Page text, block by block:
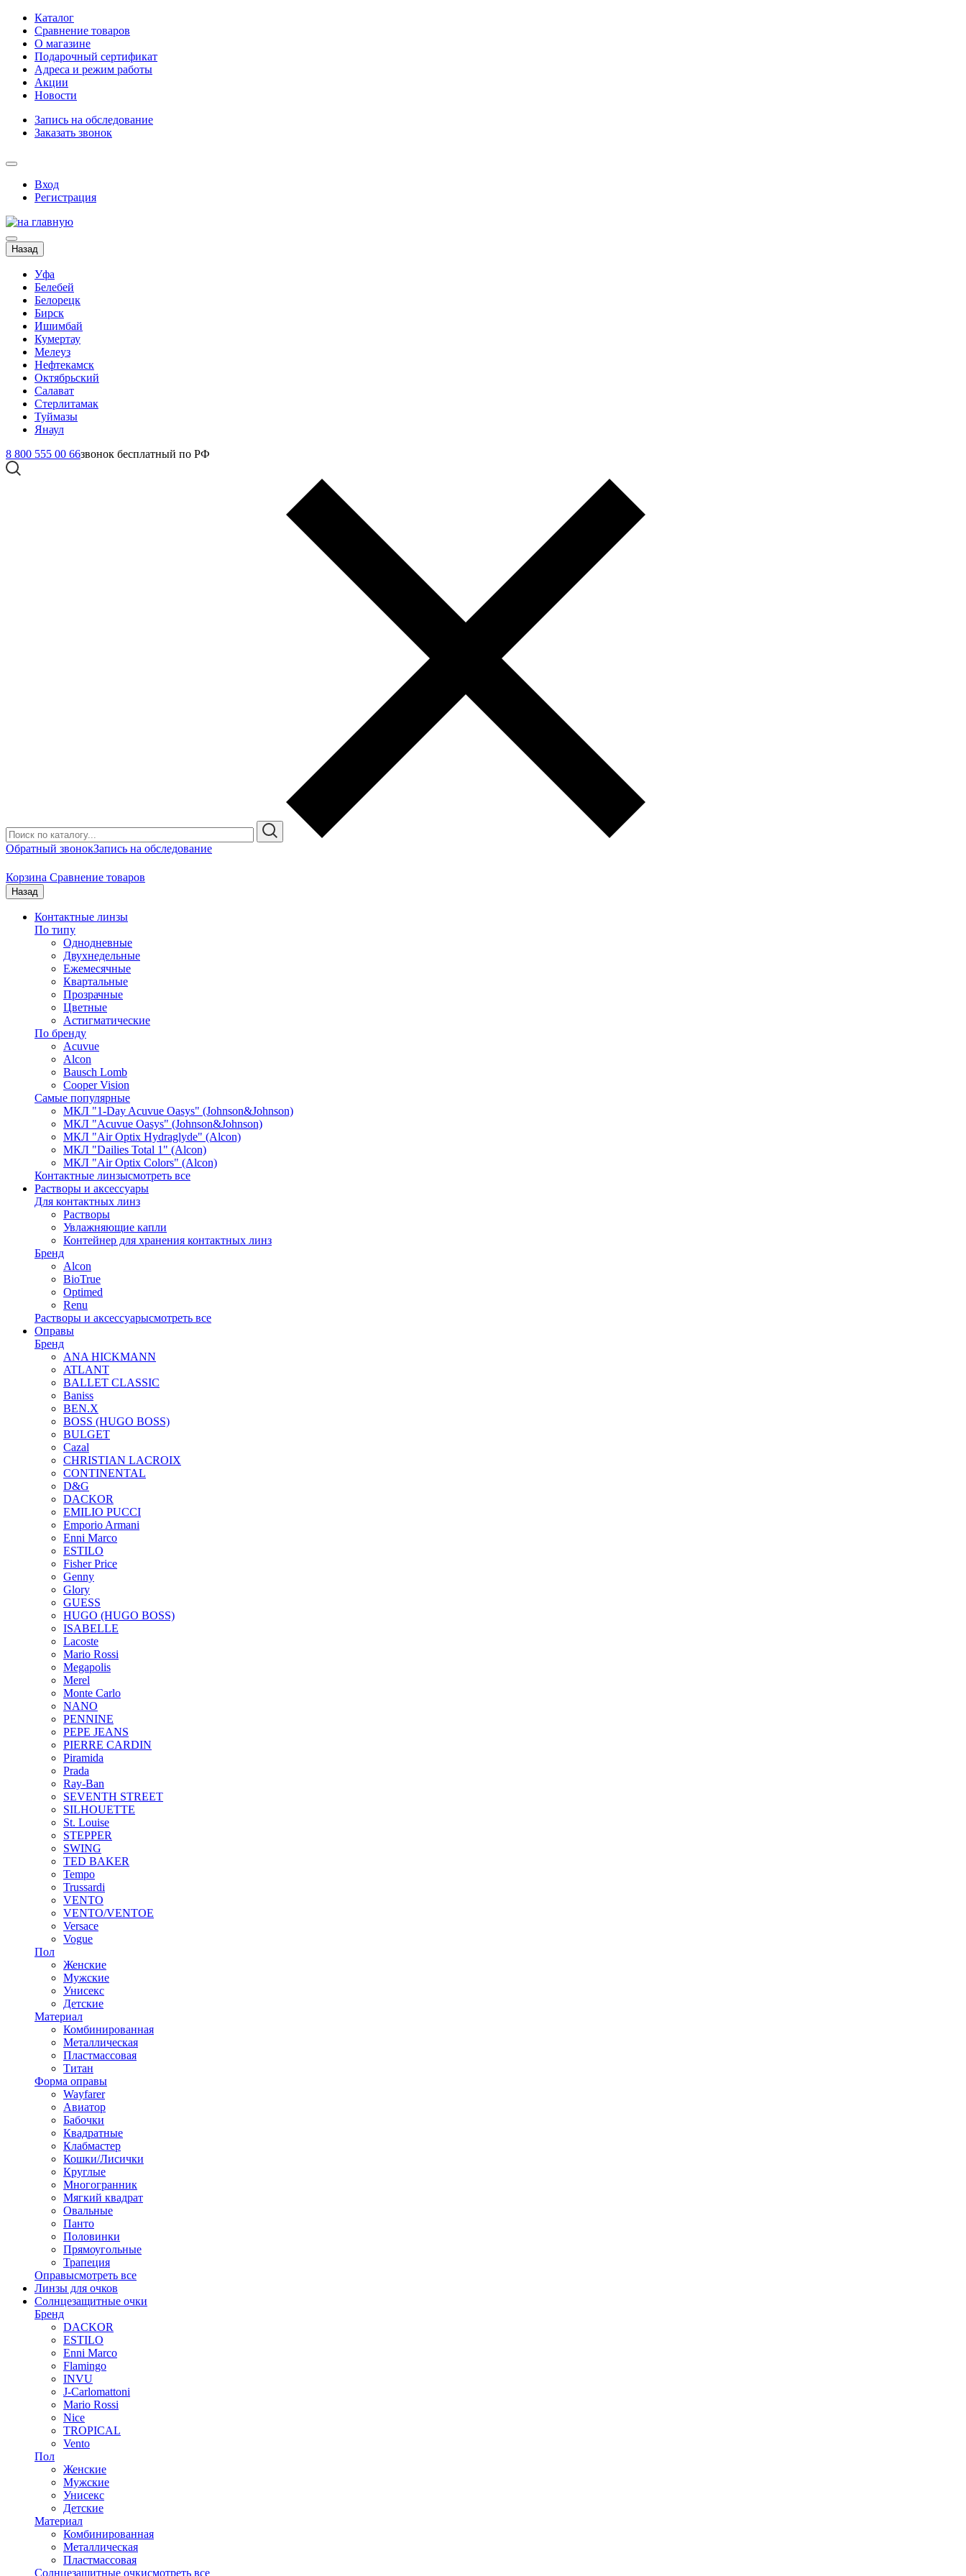
Каталог
Сравнение товаров
О магазине
Подарочный сертификат
Адреса и режим работы
Акции
Новости
Запись на обследование
Заказать звонок
Вход
Регистрация
Назад
Уфа
Белебей
Белорецк
Бирск
Ишимбай
Кумертау
Мелеуз
Нефтекамск
Октябрьский
Салават
Стерлитамак
Туймазы
Янаул
8 800 555 00 66звонок бесплатный по РФ
Обратный звонокЗапись на обследование
Корзина Сравнение товаров
Назад
Контактные линзы
По типу
Однодневные
Двухнедельные
Ежемесячные
Квартальные
Прозрачные
Цветные
Астигматические
По бренду
Acuvue
Alcon
Bausch Lomb
Cooper Vision
Самые популярные
МКЛ "1-Day Acuvue Oasys" (Johnson&Johnson)
МКЛ "Acuvue Oasys" (Johnson&Johnson)
МКЛ "Air Optix Hydraglyde" (Alcon)
МКЛ "Dailies Total 1" (Alcon)
МКЛ "Air Optix Colors" (Alcon)
Контактные линзысмотреть все
Растворы и аксессуары
Для контактных линз
Растворы
Увлажняющие капли
Контейнер для хранения контактных линз
Бренд
Alcon
BioTrue
Optimed
Renu
Растворы и аксессуарысмотреть все
Оправы
Бренд
ANA HICKMANN
ATLANT
BALLET CLASSIC
Baniss
BEN.X
BOSS (HUGO BOSS)
BULGET
Cazal
CHRISTIAN LACROIX
CONTINENTAL
D&G
DACKOR
EMILIO PUCCI
Emporio Armani
Enni Marco
ESTILO
Fisher Price
Genny
Glory
GUESS
HUGO (HUGO BOSS)
ISABELLE
Lacoste
Mario Rossi
Megapolis
Merel
Monte Carlo
NANO
PENNINE
PEPE JEANS
PIERRE CARDIN
Piramida
Prada
Ray-Ban
SEVENTH STREET
SILHOUETTE
St. Louise
STEPPER
SWING
TED BAKER
Tempo
Trussardi
VENTO
VENTO/VENTOE
Versace
Vogue
Пол
Женские
Мужские
Унисекс
Детские
Материал
Комбинированная
Металлическая
Пластмассовая
Титан
Форма оправы
Wayfarer
Авиатор
Бабочки
Квадратные
Клабмастер
Кошки/Лисички
Круглые
Многогранник
Мягкий квадрат
Овальные
Панто
Половинки
Прямоугольные
Трапеция
Оправысмотреть все
Линзы для очков
Солнцезащитные очки
Бренд
DACKOR
ESTILO
Enni Marco
Flamingo
INVU
J-Carlomattoni
Mario Rossi
Nice
TROPICAL
Vento
Пол
Женские
Мужские
Унисекс
Детские
Материал
Комбинированная
Металлическая
Пластмассовая
Солнцезащитные очкисмотреть все